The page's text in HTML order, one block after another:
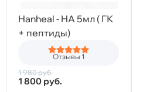
Hanheal - HA 5мл ( ГК
+ пептиды)
Отзывы 1
1 980руб.
1 800 руб.